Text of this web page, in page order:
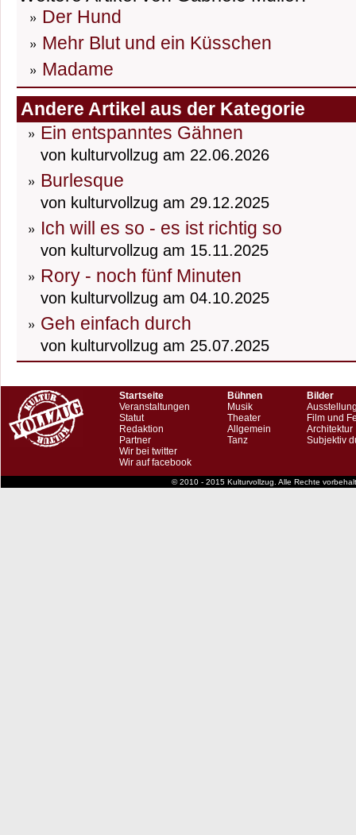
Der Hund
Mehr Blut und ein Küsschen
Madame
Andere Artikel aus der Kategorie
Ein entspanntes Gähnen
von kulturvollzug am 22.06.2026
Burlesque
von kulturvollzug am 29.12.2025
Ich will es so - es ist richtig so
von kulturvollzug am 15.11.2025
Rory - noch fünf Minuten
von kulturvollzug am 04.10.2025
Geh einfach durch
von kulturvollzug am 25.07.2025
Startseite
Veranstaltungen
Statut
Redaktion
Partner
Wir bei twitter
Wir auf facebook
Bühnen
Musik
Theater
Allgemein
Tanz
Bilder
Film und
Architektur
Subjektiv
© 2010 - 2015 Kulturvollzug. Alle Rechte